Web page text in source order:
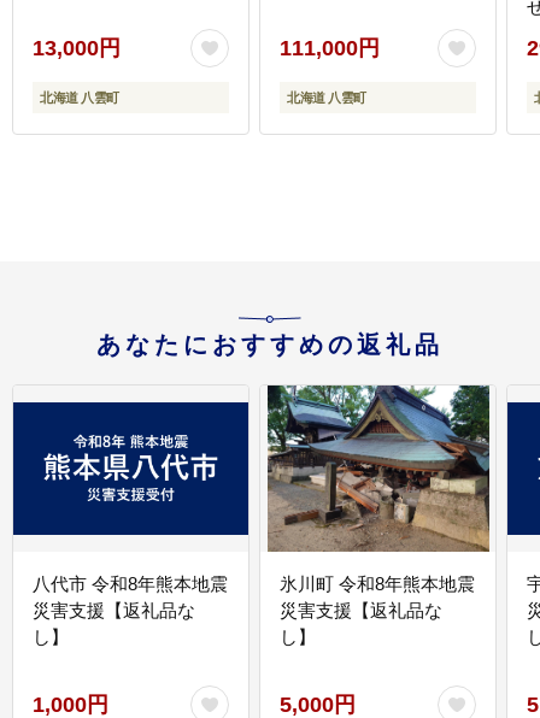
13,000円
北海道 八雲町
111,000円
北海道 八雲町
せ 【 ス
あなたにおすすめの返礼品
八代市 令和8年熊本地震
災害支援【返礼品な
し】
1,000円
氷川町 令和8年熊本地震
災害支援【返礼品な
し】
5,000円